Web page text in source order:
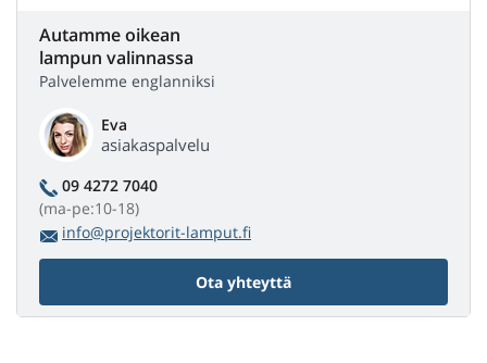
Autamme oikean
lampun valinnassa
Palvelemme englanniksi
Eva
asiakaspalvelu
09 4272 7040
(ma-pe:10-18)
info@projektorit-lamput.fi
Ota yhteyttä